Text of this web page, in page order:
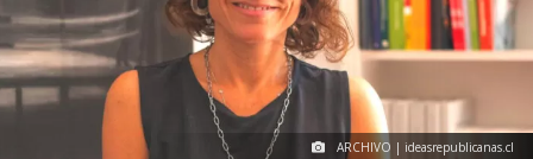
ARCHIVO | ideasrepublicanas.cl